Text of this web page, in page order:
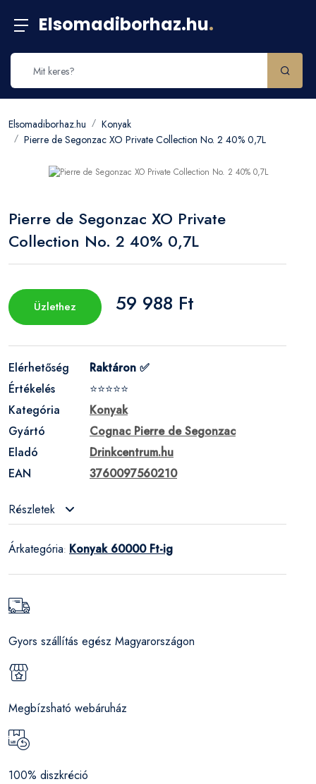
Elsomadiborhaz.hu.
Elsomadiborhaz.hu
Konyak
Pierre de Segonzac XO Private Collection No. 2 40% 0,7L
Pierre de Segonzac XO Private
Collection No. 2 40% 0,7L
Üzlethez 59 988 Ft
Elérhetőség
Raktáron ✅
Értékelés
⭐⭐⭐⭐⭐
Kategória
Konyak
Gyártó
Cognac Pierre de Segonzac
Eladó
Drinkcentrum.hu
EAN
3760097560210
Részletek
Árkategória: Konyak 60000 Ft-ig
Gyors szállítás egész Magyarországon
Megbízsható webáruház
100% diszkréció